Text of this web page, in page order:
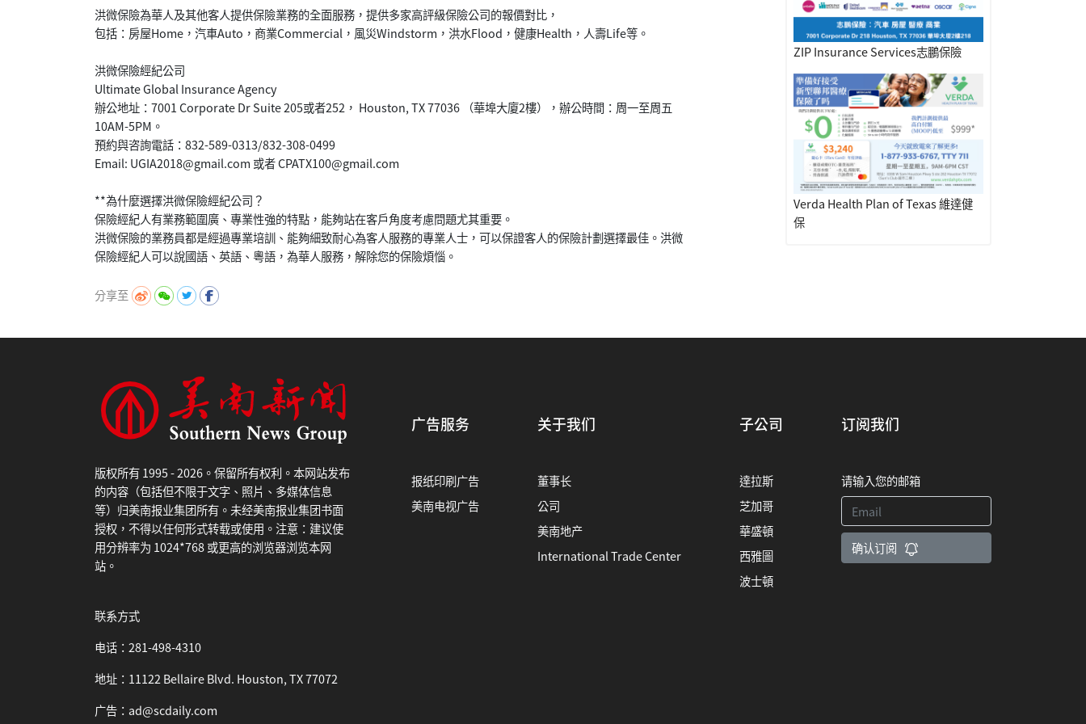
洪微保險為華人及其他客人提供保險業務的全面服務，提供多家高評級保險公司的報價對比，
包括：房屋Home，汽車Auto，商業Commercial，風災Windstorm，洪水Flood，健康Health，人壽Life等。
洪微保險經紀公司
Ultimate Global Insurance Agency
辦公地址：7001 Corporate Dr Suite 205或者252， Houston, TX 77036 （華埠大廈2樓），辦公時間：周一至周五
10AM-5PM。
預約與咨詢電話：832-589-0313/832-308-0499
Email: UGIA2018@gmail.com 或者 CPATX100@gmail.com
**為什麼選擇洪微保險經紀公司？
保險經紀人有業務範圍廣、專業性強的特點，能夠站在客戶角度考慮問題尤其重要。
洪微保險的業務員都是經過專業培訓、能夠細致耐心為客人服務的專業人士，可以保證客人的保險計劃選擇最佳。洪微
分享至
ZIP Insurance Services志鵬保險
Verda Health Plan of Texas 維達健
保
版权所有 1995 - 2026。保留所有权利。本网站发布
的内容（包括但不限于文字、照片、多媒体信息
等）归美南报业集团所有。未经美南报业集团书面
授权，不得以任何形式转载或使用。注意：建议使
用分辨率为 1024*768 或更高的浏览器浏览本网
站。
联系方式
电话：281-498-4310
地址：11122 Bellaire Blvd. Houston, TX 77072
广告：ad@scdaily.com
广告服务
报纸印刷广告
美南电视广告
关于我们
董事长
公司
美南地产
International Trade Center
子公司
達拉斯
芝加哥
華盛頓
西雅圖
波士頓
订阅我们
请输入您的邮箱
确认订阅